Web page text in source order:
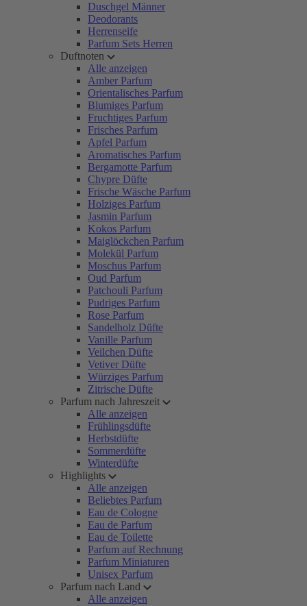
Duschgel Männer
Deodorants
Herrenseife
Parfum Sets Herren
Duftnoten
Alle anzeigen
Amber Parfum
Orientalisches Parfum
Blumiges Parfum
Fruchtiges Parfum
Frisches Parfum
Apfel Parfum
Aromatisches Parfum
Bergamotte Parfum
Chypre Düfte
Frische Wäsche Parfum
Holziges Parfum
Jasmin Parfum
Kokos Parfum
Maiglöckchen Parfum
Molekül Parfum
Moschus Parfum
Oud Parfum
Patchouli Parfum
Pudriges Parfum
Rose Parfum
Sandelholz Düfte
Vanille Parfum
Veilchen Düfte
Vetiver Düfte
Würziges Parfum
Zitrische Düfte
Parfum nach Jahreszeit
Alle anzeigen
Frühlingsdüfte
Herbstdüfte
Sommerdüfte
Winterdüfte
Highlights
Alle anzeigen
Beliebtes Parfum
Eau de Cologne
Eau de Parfum
Eau de Toilette
Parfum auf Rechnung
Parfum Miniaturen
Unisex Parfum
Parfum nach Land
Alle anzeigen